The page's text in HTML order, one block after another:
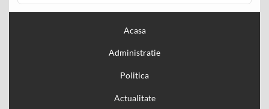
Acasa
Administratie
Politica
Actualitate